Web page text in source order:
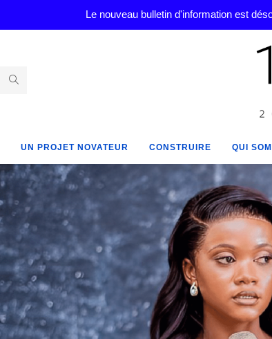
Le nouveau bulletin d'information est
UN PROJET NOVATEUR CONSTRUIRE QUI